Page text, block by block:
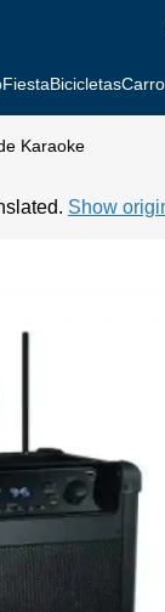
FiestaBicicletas
Karaoke
Show